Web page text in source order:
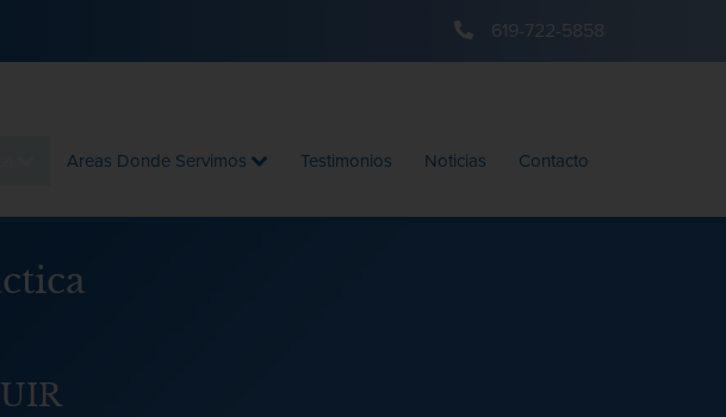
619-722-5858
Areas Donde Servimos Testimonios Noticias Contacto